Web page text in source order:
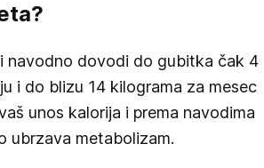
navodno dovodi do gubitka čak 4
i do blizu 14 kilograma za mesec
unos kalorija i prema navodima
ubrzava metabolizam.